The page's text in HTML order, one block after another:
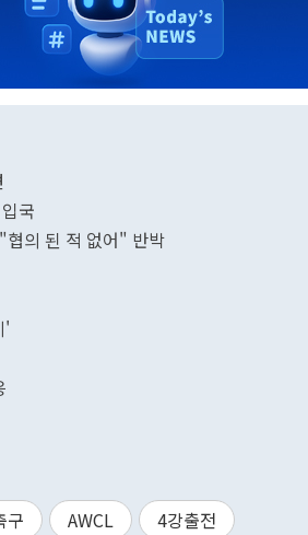
국
협의 된 적 없어" 반박
'
구 AWCL 4강출전